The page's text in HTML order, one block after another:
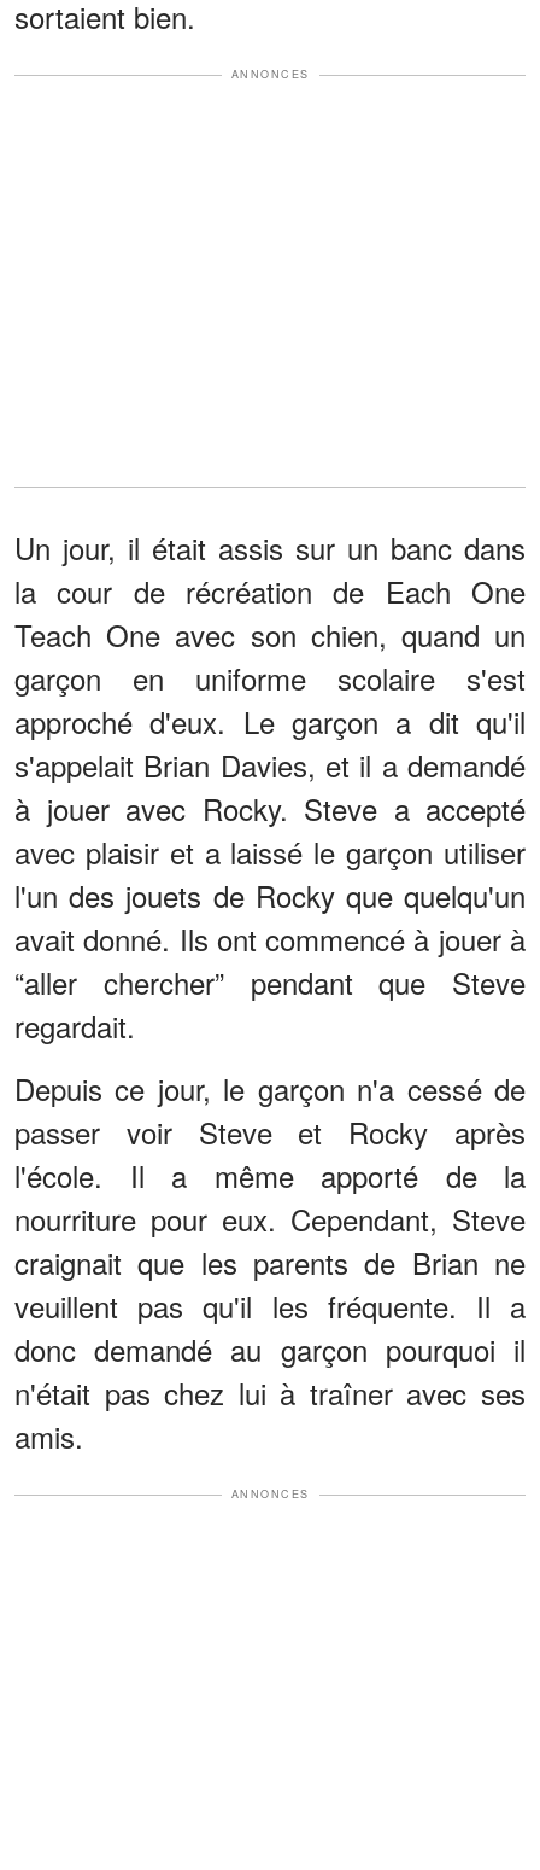
sortaient bien.
ANNONCES
Un jour, il était assis sur un banc dans
la cour de récréation de Each One
Teach One avec son chien, quand un
garçon en uniforme scolaire s'est
approché d'eux. Le garçon a dit qu'il
s'appelait Brian Davies, et il a demandé
à jouer avec Rocky. Steve a accepté
avec plaisir et a laissé le garçon utiliser
l'un des jouets de Rocky que quelqu'un
avait donné. Ils ont commencé à jouer à
“aller chercher” pendant que Steve
regardait.
Depuis ce jour, le garçon n'a cessé de
passer voir Steve et Rocky après
l'école. Il a même apporté de la
nourriture pour eux. Cependant, Steve
craignait que les parents de Brian ne
veuillent pas qu'il les fréquente. Il a
donc demandé au garçon pourquoi il
n'était pas chez lui à traîner avec ses
amis.
ANNONCES